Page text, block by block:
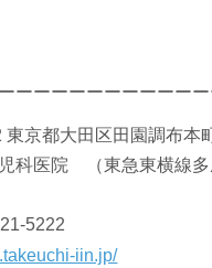
ーーーーーーーーーー
東京都大田区田園調布本
科医院 （東急東横線
5222
iin.jp/